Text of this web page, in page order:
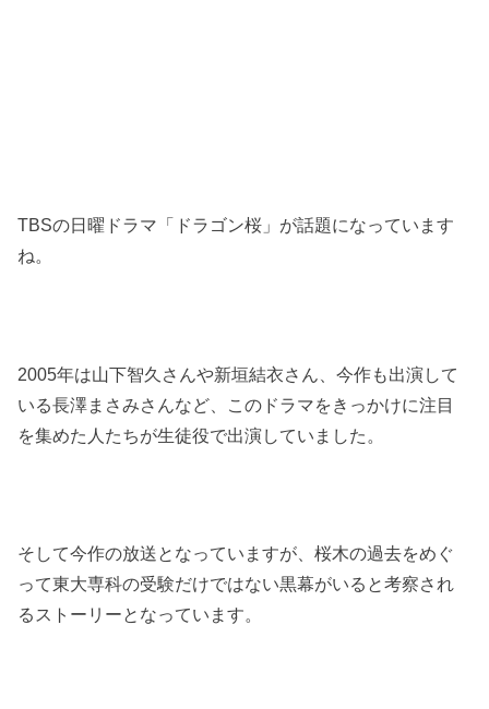
TBSの日曜ドラマ「ドラゴン桜」が話題になっています
ね。
2005年は山下智久さんや新垣結衣さん、今作も出演して
いる長澤まさみさんなど、このドラマをきっかけに注目
を集めた人たちが生徒役で出演していました。
そして今作の放送となっていますが、桜木の過去をめぐ
って東大専科の受験だけではない黒幕がいると考察され
るストーリーとなっています。